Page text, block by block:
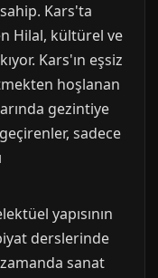
Kars'ta
Hilal, kültürel ve
Kars'ın eşsiz
hoşlanan
gezintiye
sadece
yapısının
derslerinde
sanat